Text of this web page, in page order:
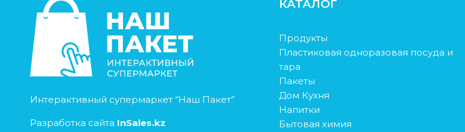
Интерактивный супермаркет “Наш Пакет”
Разработка сайта InSales.kz
КАТАЛОГ
Продукты
Пластиковая одноразовая посуда и
тара
Пакеты
Дом Кухня
Напитки
Бытовая химия